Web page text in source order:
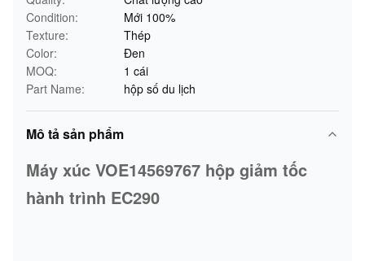
Condition:
Mới 100%
Texture:
Thép
Color:
Đen
MOQ:
1 cái
Part Name:
hộp số du lịch
Mô tả sản phẩm
Máy xúc VOE14569767 hộp giảm tốc
hành trình EC290